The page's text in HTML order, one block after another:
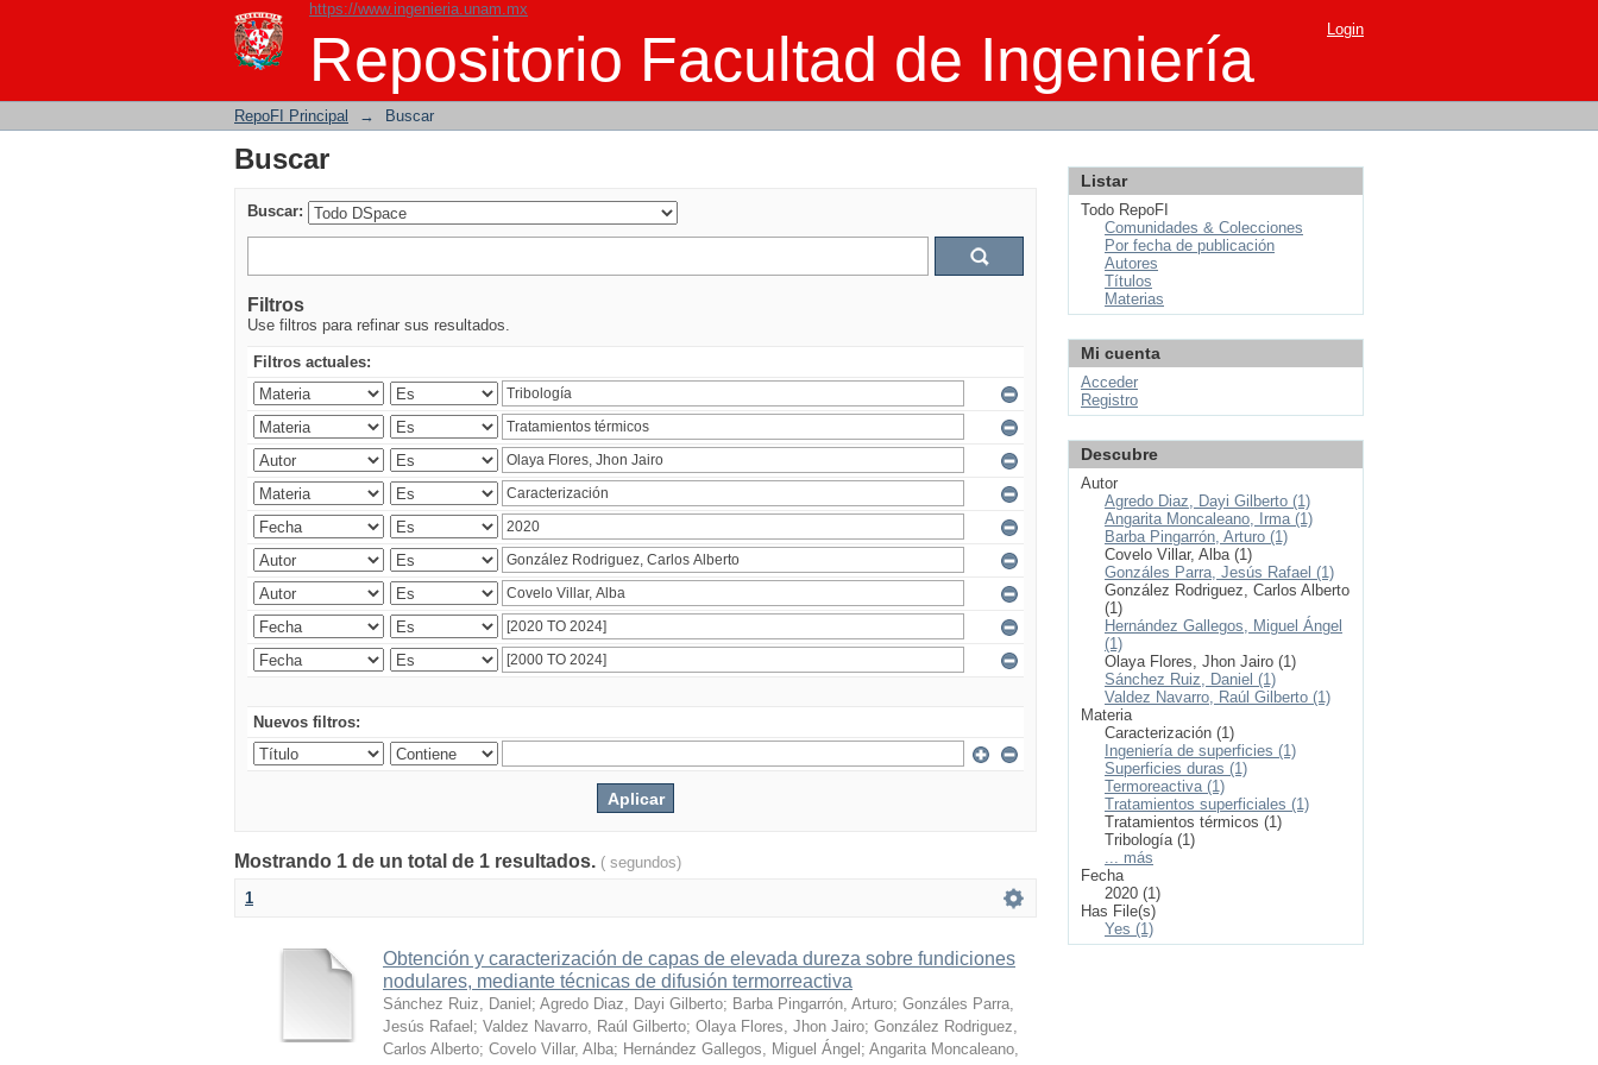
https://www.ingenieria.unam.mx
Repositorio Facultad de Ingeniería
Buscar Login
RepoFI Principal → Buscar
Buscar
Buscar:
Filtros
Use filtros para refinar sus resultados.
Filtros actuales:
Nuevos filtros:
Mostrando 1 de un total de 1 resultados. ( segundos)
1
Obtención y caracterización de capas de elevada dureza sobre fundiciones
nodulares, mediante técnicas de difusión termorreactiva
Sánchez Ruiz, Daniel ; Agredo Diaz, Dayi Gilberto; Barba Pingarrón, Arturo; Gonzáles Parra,
Jesús Rafael ; Valdez Navarro, Raúl Gilberto; Olaya Flores, Jhon Jairo; González Rodriguez,
Carlos Alberto; Covelo Villar, Alba; Hernández Gallegos, Miguel Ángel ; Angarita Moncaleano,
Listar
Todo RepoFI
Comunidades & Colecciones
Por fecha de publicación
Autores
Títulos
Materias
Mi cuenta
Acceder
Registro
Descubre
Autor
Agredo Diaz, Dayi Gilberto (1)
Angarita Moncaleano, Irma (1)
Barba Pingarrón, Arturo (1)
Covelo Villar, Alba (1)
Gonzáles Parra, Jesús Rafael (1)
González Rodriguez, Carlos Alberto
(1)
Hernández Gallegos, Miguel Ángel
(1)
Olaya Flores, Jhon Jairo (1)
Sánchez Ruiz, Daniel (1)
Valdez Navarro, Raúl Gilberto (1)
Materia
Caracterización (1)
Ingeniería de superficies (1)
Superficies duras (1)
Termoreactiva (1)
Tratamientos superficiales (1)
Tratamientos térmicos (1)
Tribología (1)
... más
Fecha
2020 (1)
Has File(s)
Yes (1)